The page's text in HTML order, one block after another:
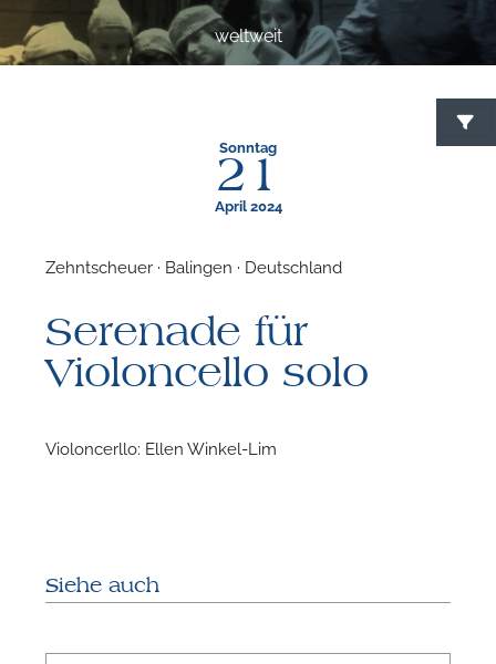
weltweit
Sonntag
21
April 2024
Zehntscheuer · Balingen · Deutschland
Serenade für
Violoncello solo
Violoncerllo: Ellen Winkel-Lim
Siehe auch